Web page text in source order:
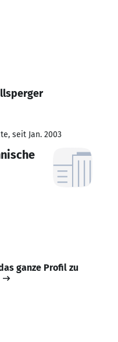
seit Jan. 2003
ganze Profil zu